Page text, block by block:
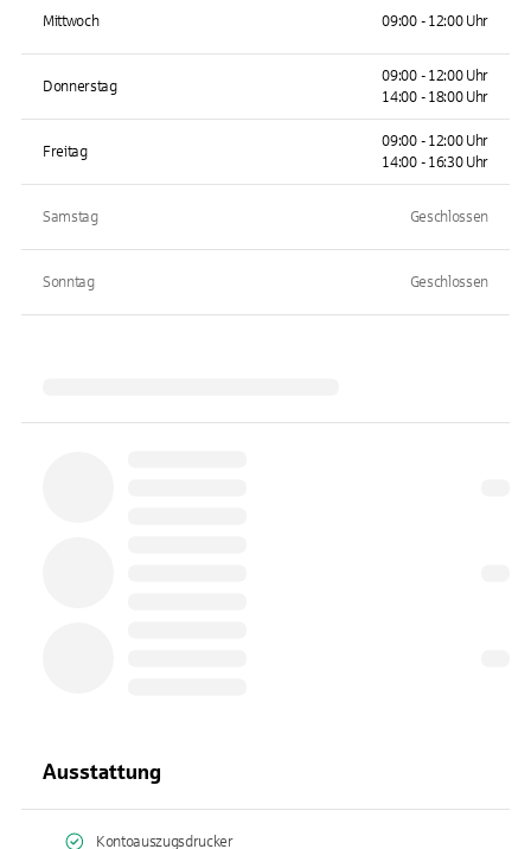
Mittwoch 09:00 - 12:00 Uhr
Donnerstag
09:00 - 12:00 Uhr
14:00 - 18:00 Uhr
Freitag
09:00 - 12:00 Uhr
14:00 - 16:30 Uhr
Samstag Geschlossen
Sonntag Geschlossen
Ausstattung
Kontoauszugsdrucker